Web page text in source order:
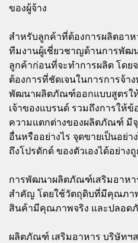
ของผู้จ้าง
สำหรับลูกค้าที่ต้องการผลิตอา
ทีมงานผู้เชี่ยวชาญด้านการพั
ลูกค้าก่อนที่จะทำการผลิต โดย
ต้องการที่ชัดเจนในการการจ้า
พัฒนาผลิตภัณฑ์ออกแบบสูตรใ
เจ้าของแบรนด์ รวมถึงการให้
ความแตกต่างของผลิตภัณฑ์ มี
อื่นหรืออย่างไร จุดขายเป็นอย่า
ถึงโปรดักด์ ของตัวเองได้อย่าง
การพัฒนาผลิตภัณฑ์เสริมอาห
สำคัญ โดยใช้วัตถุดิบที่มีคุณภาพ
สินค้ามีคุณภาพจริง และปลอดภั
ผลิตภัณฑ์ เสริมอาหาร บริษัทฯ